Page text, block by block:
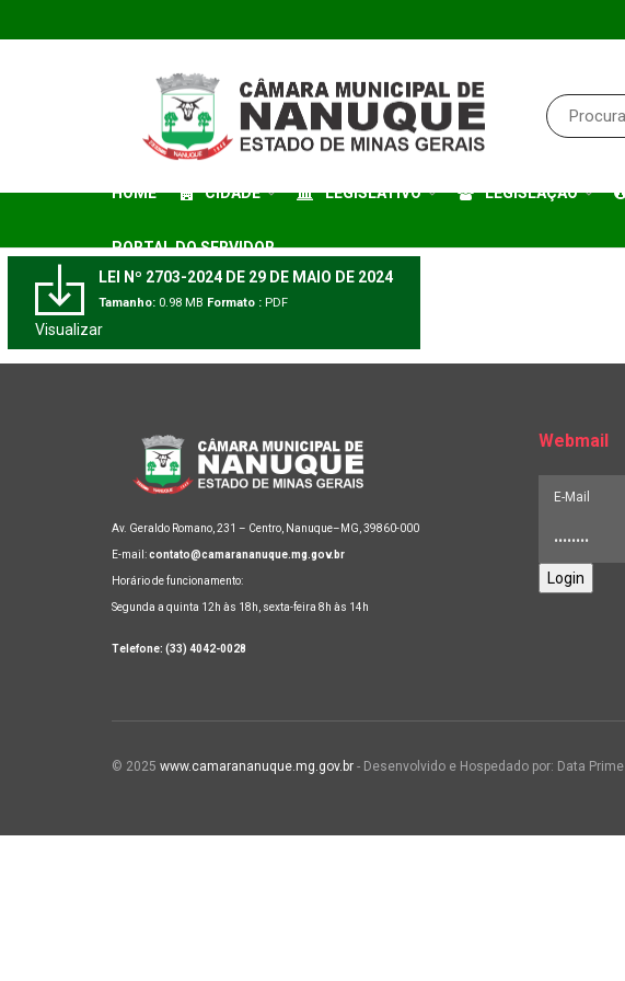
HOME CIDADE LEGISLATIVO LEGISLAÇÃO
PORTAL DO SERVIDOR
LEI Nº 2703-2024 DE 29 DE MAIO DE 2024
Tamanho: 0.98 MB Formato : PDF
Visualizar
Av. Geraldo Romano, 231 – Centro, Nanuque–MG, 39860-000
E-mail:contato@camarananuque.mg.gov.br
Horário de funcionamento:
Segunda a quinta 12h às 18h, sexta-feira 8h às 14h
Telefone: (33) 4042-0028
Webmail
Login
© 2025 www.camarananuque.mg.gov.br - Desenvolvido e Hospedado por: Data Prime